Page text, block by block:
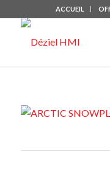
ACCUEIL